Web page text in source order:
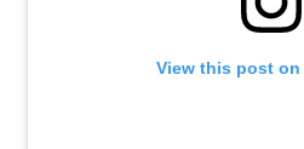
View this post on